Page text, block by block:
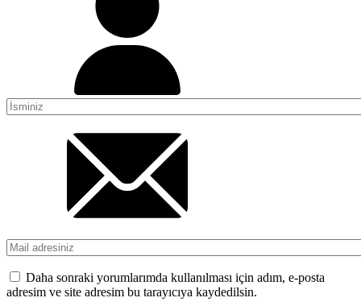
Daha sonraki yorumlarımda kullanılması için adım, e-posta
adresim ve site adresim bu tarayıcıya kaydedilsin.